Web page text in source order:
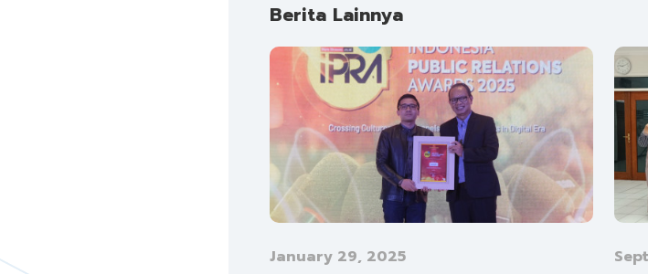
Berita Lainnya
January 29, 2025